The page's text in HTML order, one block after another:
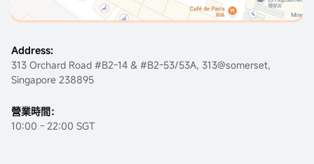
Address:
313 Orchard Road #B2-14 & #B2-53/53A, 313@somerset,
Singapore 238895
營業時間：
10:00 - 22:00 SGT